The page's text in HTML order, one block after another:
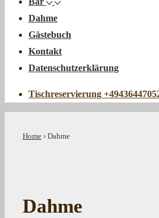
Dahme
Gästebuch
Kontakt
Datenschutzerklärung
Tischreservierung
Home › Dahme
Dahme